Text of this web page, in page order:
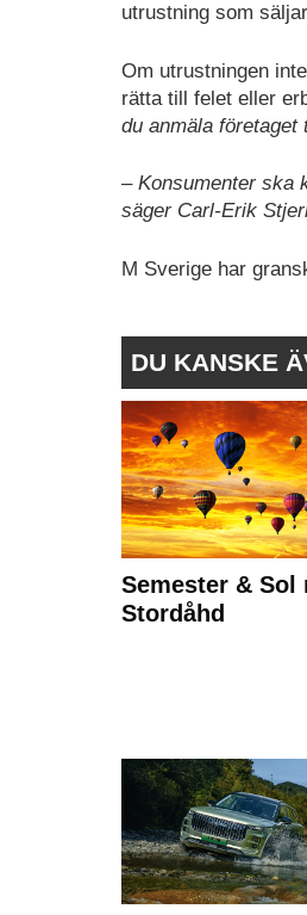
utrustning som
Om utrustningen
rätta till felet eller
du anmäla företaget
– Konsumenter ska
säger Carl-Erik
M Sverige har
DU KANSKE
Semester & Sol
Stordåhd